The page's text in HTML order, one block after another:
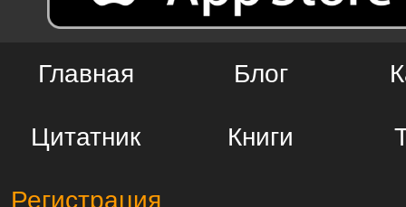
Главная Блог
Цитатник Книги
Регистрация